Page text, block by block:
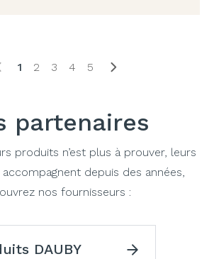
1 2 3 4 5
partenaires
produits n’est plus à prouver, leurs
depuis des années,
nos fournisseurs :
DAUBY